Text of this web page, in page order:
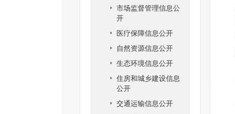
市场监督管理信息公
开
医疗保障信息公开
自然资源信息公开
生态环境信息公开
住房和城乡建设信息
公开
交通运输信息公开